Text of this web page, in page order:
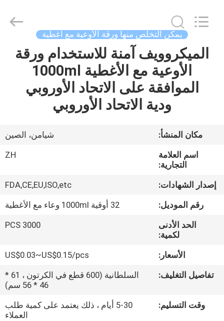
منزل،
معلومات
جولة
المعمل
مراقبة
الجودة
اتصل
Protection
Technology
Reserved.
يمكن التخلص منها ورقة الأوعية مع اغطية
الميكروويف آمنة للاستخدام ورقة
الأوعية مع الأغطية 1000ml
الموافقة على الاتحاد الأوروبي
ودية الاتحاد الأوروبي
مكان المنشأ:
شيامن، الصين
اسم العلامة
التجارية:
ZH
إصدار الشهادات:
FDA,CE,EU,ISO,etc
رقم الموديل:
32 أوقية 1000ml وعاء مع الأغطية
الحد الأدنى
لكمية:
3000 PCS
الأسعار:
US$0.03~US$0.15/pcs
تفاصيل التغليف:
السلطانية (600 قطع في الكرتون ، 61 *
46 * 56 سم)
وقت التسليم:
5-30 أيام ، ذلك يعتمد على كمية طلب
العملاء